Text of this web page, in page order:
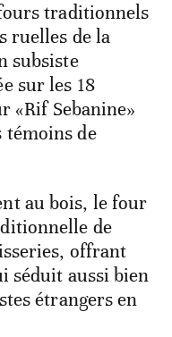
traditionnels
ruelles de la
subsiste
sur les 18
«Rif Sebanine»
témoins de
au bois, le four
de
offrant
séduit aussi bien
étrangers en